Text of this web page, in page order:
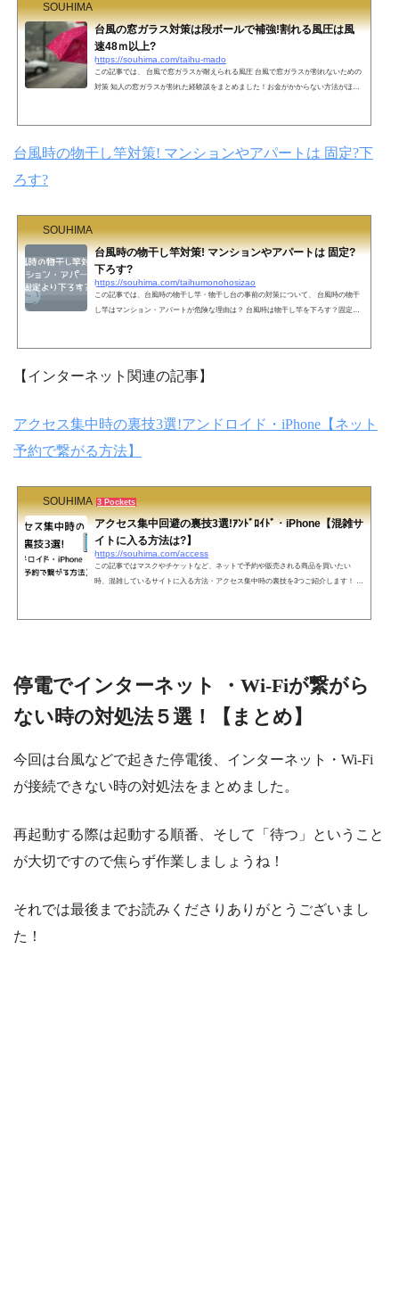
SOUHIMA
台風の窓ガラス対策は段ボールで補強!割れる風圧は風
速48ｍ以上?
https://souhima.com/taihu-mado
この記事では、 台風で窓ガラスが耐えられる風圧 台風で窓ガラスが割れないための
対策 知人の窓ガラスが割れた経験談をまとめました！お金がかからない方法がほと
りましたね。筆者は九州の人間なので、家に雨戸がついているのは当たり前、台風
＝雨戸を閉めるは鉄則ですが、最近のアパートや...
台風時の物干し竿対策! マンションやアパートは 固定?下
ろす?
SOUHIMA
台風時の物干し竿対策! マンションやアパートは 固定?
下ろす?
https://souhima.com/taihumonohosizao
この記事では、台風時の物干し竿・物干し台の事前の対策について、 台風時の物干
し竿はマンション・アパートが危険な理由は？ 台風時は物干し竿を下ろす？固定？
せん。台風の多い地域の私がおすすめの台風対策をまとめましたのでチェックして
【インターネット関連の記事】
アクセス集中時の裏技3選!アンドロイド・iPhone【ネット
予約で繋がる方法】
SOUHIMA 3 Pockets
アクセス集中回避の裏技3選!ｱﾝﾄﾞﾛｲﾄﾞ・iPhone【混雑サ
イトに入る方法は?】
https://souhima.com/access
この記事ではマスクやチケットなど、ネットで予約や販売される商品を買いたい
時、混雑しているサイトに入る方法・アクセス集中時の裏技を3つご紹介します！ 最
停電でインターネット ・Wi-Fiが繋がら
ない時の対処法５選！【まとめ】
今回は台風などで起きた停電後、インターネット・Wi-Fi
が接続できない時の対処法をまとめました。
再起動する際は起動する順番、そして「待つ」ということ
が大切ですので焦らず作業しましょうね！
それでは最後までお読みくださりありがとうございまし
た！